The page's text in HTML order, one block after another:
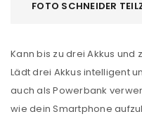
FOTO SCHNEIDER
Kann bis zu drei Akkus
Lädt drei Akkus intelligent
auch als Powerbank
wie dein Smartphone